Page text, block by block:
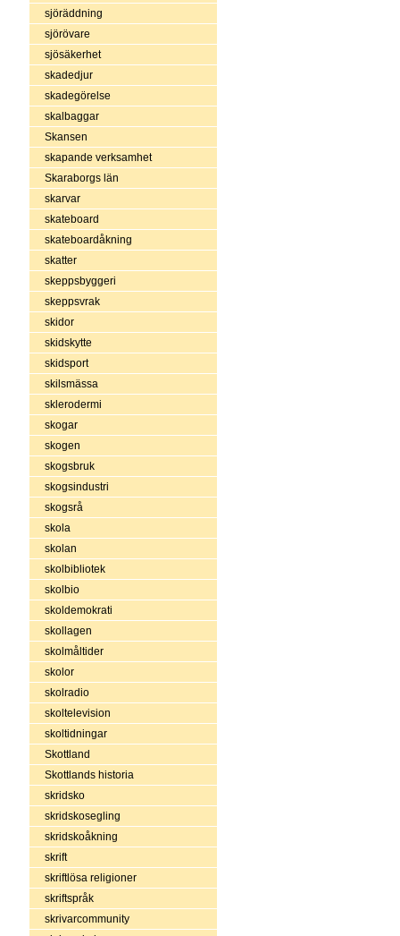
sjöräddning
sjörövare
sjösäkerhet
skadedjur
skadegörelse
skalbaggar
Skansen
skapande verksamhet
Skaraborgs län
skarvar
skateboard
skateboardåkning
skatter
skeppsbyggeri
skeppsvrak
skidor
skidskytte
skidsport
skilsmässa
sklerodermi
skogar
skogen
skogsbruk
skogsindustri
skogsrå
skola
skolan
skolbibliotek
skolbio
skoldemokrati
skollagen
skolmåltider
skolor
skolradio
skoltelevision
skoltidningar
Skottland
Skottlands historia
skridsko
skridskosegling
skridskoåkning
skrift
skriftlösa religioner
skriftspråk
skrivarcommunity